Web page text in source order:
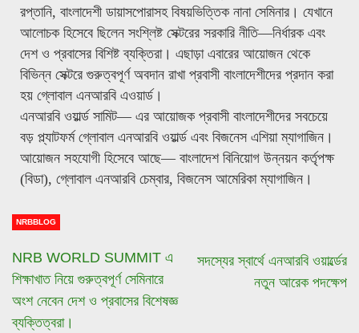
রপ্তানি, বাংলাদেশী ডায়াসপোরাসহ বিষয়ভিত্তিক নানা সেমিনার। যেখানে
আলোচক হিসেবে ছিলেন সংশ্লিষ্ট সেক্টরের সরকারি নীতি—নির্ধারক এবং
দেশ ও প্রবাসের বিশিষ্ট ব্যক্তিরা। এছাড়া এবারের আয়োজন থেকে
বিভিন্ন সেক্টরে গুরুত্বপূর্ণ অবদান রাখা প্রবাসী বাংলাদেশীদের প্রদান করা
হয় গ্লোবাল এনআরবি এওয়ার্ড।
এনআরবি ওয়ার্ল্ড সামিট— এর আয়োজক প্রবাসী বাংলাদেশীদের সবচেয়ে
বড় প্ল্যাটফর্ম গ্লোবাল এনআরবি ওয়ার্ল্ড এবং বিজনেস এশিয়া ম্যাগাজিন।
আয়োজন সহযোগী হিসেবে আছে— বাংলাদেশ বিনিয়োগ উন্নয়ন কর্তৃপক্ষ
(বিডা), গ্লোবাল এনআরবি চেম্বার, বিজনেস আমেরিকা ম্যাগাজিন।
NRBBLOG
NRB WORLD SUMMIT এ
শিক্ষাখাত নিয়ে গুরুত্বপূর্ণ সেমিনারে
অংশ নেবেন দেশ ও প্রবাসের বিশেষজ্ঞ
ব্যক্তিত্বরা।
সদস্যের স্বার্থে এনআরবি ওয়ার্ল্ডের
নতুন আরেক পদক্ষেপ